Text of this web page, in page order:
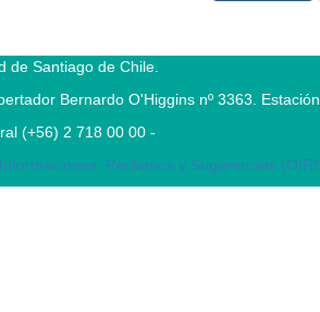
de Santiago de Chile.
Bernardo O'Higgins nº 3363.
(+56) 2 718 00 00 -
Reclamos y Sugerencias